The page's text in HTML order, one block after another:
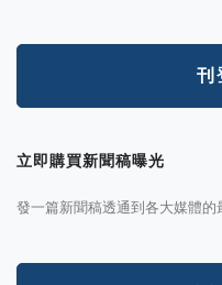
刊
立即購買新聞稿曝光
發一篇新聞稿透通到各大媒體的